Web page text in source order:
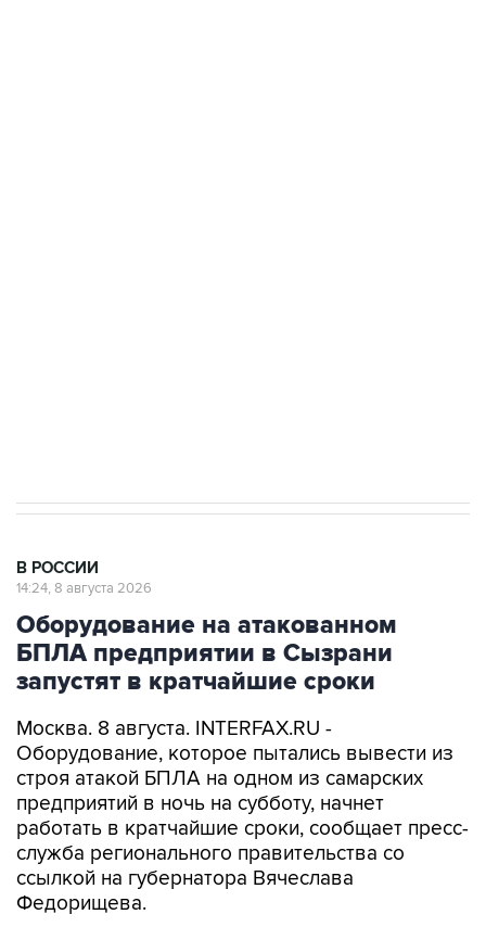
В РОССИИ
14:24, 8 августа 2026
Оборудование на атакованном
БПЛА предприятии в Сызрани
запустят в кратчайшие сроки
Москва. 8 августа. INTERFAX.RU -
Оборудование, которое пытались вывести из
строя атакой БПЛА на одном из самарских
предприятий в ночь на субботу, начнет
работать в кратчайшие сроки, сообщает пресс-
служба регионального правительства со
ссылкой на губернатора Вячеслава
Федорищева.